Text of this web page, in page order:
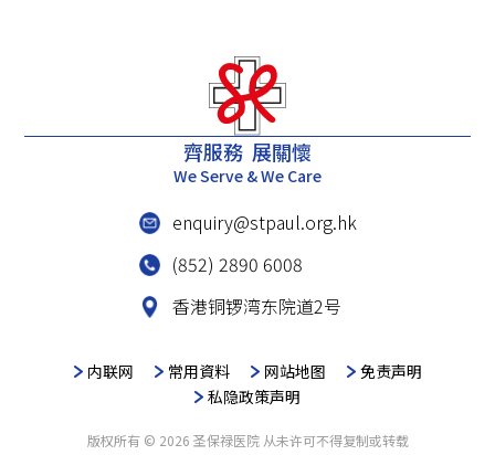
齊服務 展關懷
We Serve & We Care
enquiry@stpaul.org.hk
(852) 2890 6008
香港铜锣湾东院道2号
内联网 常用資料 网站地图
免责声明
私隐政策声明
版权所有 © 2026 圣保禄医院 从未许可不得复制或转载